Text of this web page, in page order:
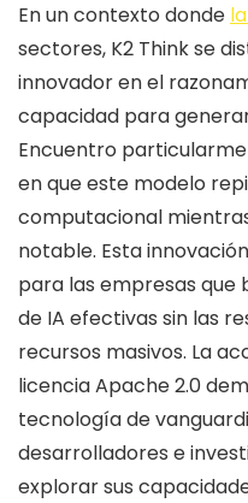
En un contexto donde
sectores, K2 Think se
innovador en el
capacidad para
Encuentro
en que este modelo
computacional
notable. Esta
para las empresas que
de IA efectivas sin las
recursos masivos. La
licencia Apache 2.0
tecnología de
desarrolladores e
explorar sus